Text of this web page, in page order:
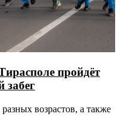
пройдёт
забег
возрастов, а также